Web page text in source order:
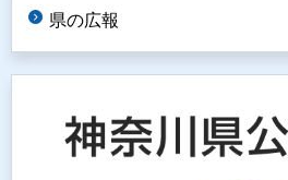
県の広報